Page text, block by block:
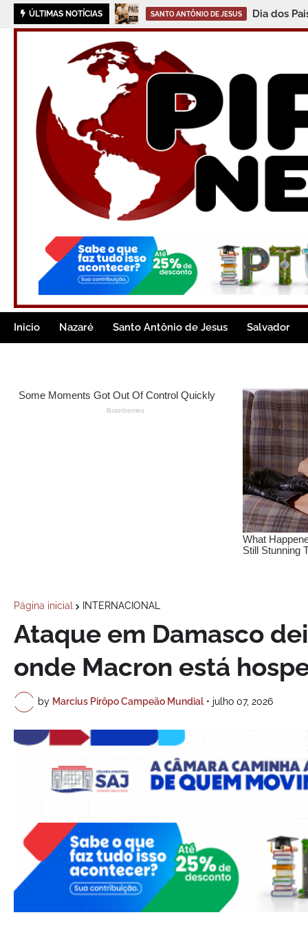
ÚLTIMAS NOTÍCIAS SANTO ANTÔNIO DE JESUS Dia dos
Inicio Nazaré Santo Antônio de Jesus Salvador
Página inicial INTERNACIONAL
Ataque em Damasco
onde Macron está
by Marcius Pirôpo Campeão Mundial • julho 07, 2026